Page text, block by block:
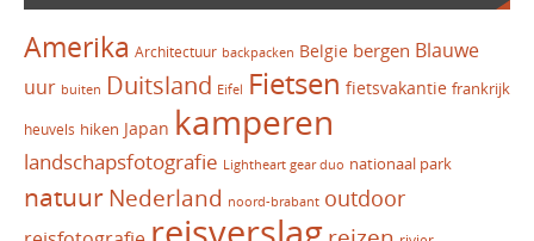
Amerika Architectuur backpacken Belgie bergen Blauwe
uur buiten Duitsland Eifel Fietsen fietsvakantie frankrijk
heuvels hiken Japan kamperen
landschapsfotografie Lightheart gear duo nationaal park
natuur Nederland noord-brabant outdoor